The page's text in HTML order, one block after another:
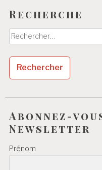
Recherche
Rechercher :
Abonnez-
Newsletter
Prénom